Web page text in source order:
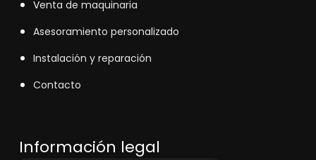
Venta de maquinaria
Asesoramiento personalizado
Instalación y reparación
Contacto
Información legal